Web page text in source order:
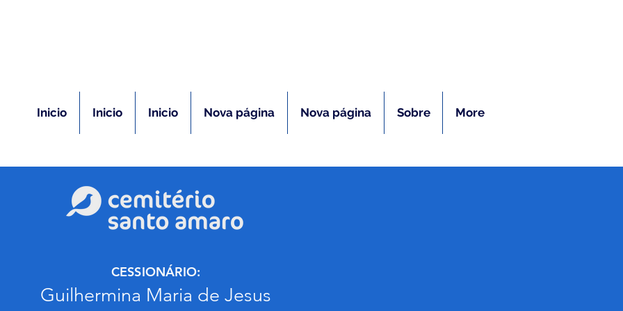
Inicio Inicio Inicio Nova página Nova página Sobre More
CESSIONÁRIO:
Guilhermina Maria de Jesus